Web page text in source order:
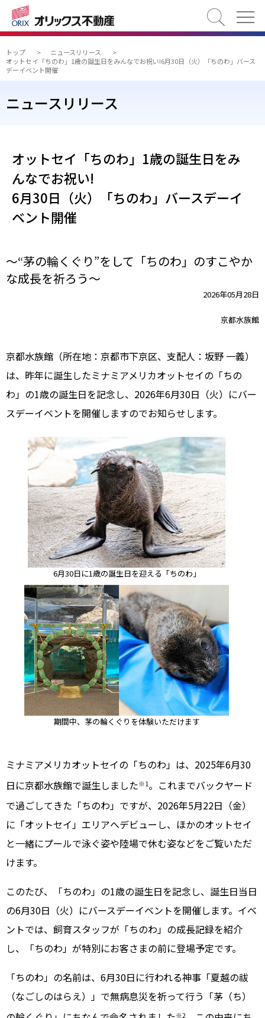
検索
トップ > ニュースリリース
>
オットセイ「ちのわ」1歳の誕生日をみんなでお祝い!6月30日（火）「ちのわ」バース
デーイベント開催
ニュースリリース
オットセイ「ちのわ」1歳の誕生日をみ
んなでお祝い!
6月30日（火）「ちのわ」バースデーイ
ベント開催
～“茅の輪くぐり”をして「ちのわ」のすこやか
な成長を祈ろう～
2026年05月28日
京都水族館
京都水族館（所在地：京都市下京区、支配人：坂野 一義）
は、昨年に誕生したミナミアメリカオットセイの「ちの
わ」の1歳の誕生日を記念し、2026年6月30日（火）にバー
スデーイベントを開催しますのでお知らせします。
6月30日に1歳の誕生日を迎える「ちのわ」
期間中、茅の輪くぐりを体験いただけます
ミナミアメリカオットセイの「ちのわ」は、2025年6月30
日に京都水族館で誕生しました※1。これまでバックヤード
で過ごしてきた「ちのわ」ですが、2026年5月22日（金）
に「オットセイ」エリアへデビューし、ほかのオットセイ
と一緒にプールで泳ぐ姿や陸場で休む姿などをご覧いただ
けます。
このたび、「ちのわ」の1歳の誕生日を記念し、誕生日当日
の6月30日（火）にバースデーイベントを開催します。イベ
ントでは、飼育スタッフが「ちのわ」の成長記録を紹介
し、「ちのわ」が特別にお客さまの前に登場予定です。
「ちのわ」の名前は、6月30日に行われる神事「夏越の祓
（なごしのはらえ）」で無病息災を祈って行う「茅（ち）
※2